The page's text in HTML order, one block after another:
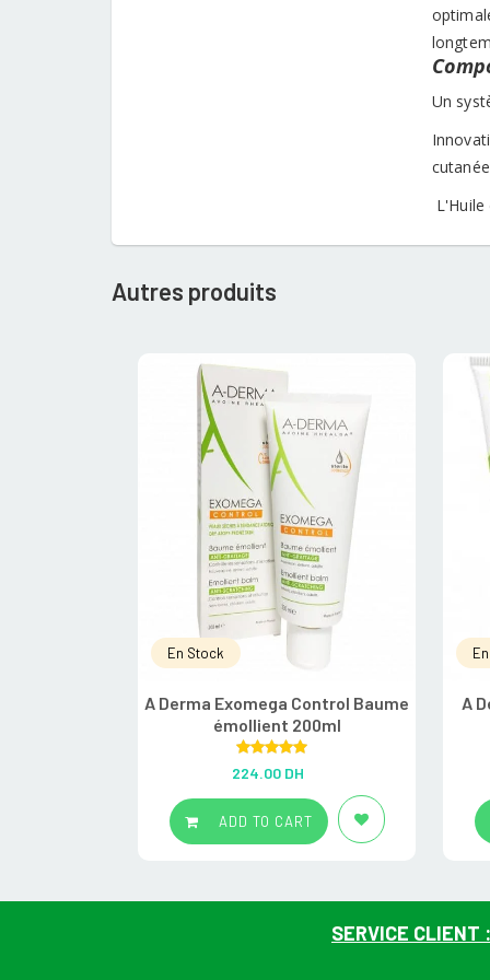
Un
Autres produits
En Stock
A Derma Exomega Control Baume
émollient 200ml
Rated 5.00
out of 5
224.00 DH
ADD TO CART
A
SERVICE CLIENT :